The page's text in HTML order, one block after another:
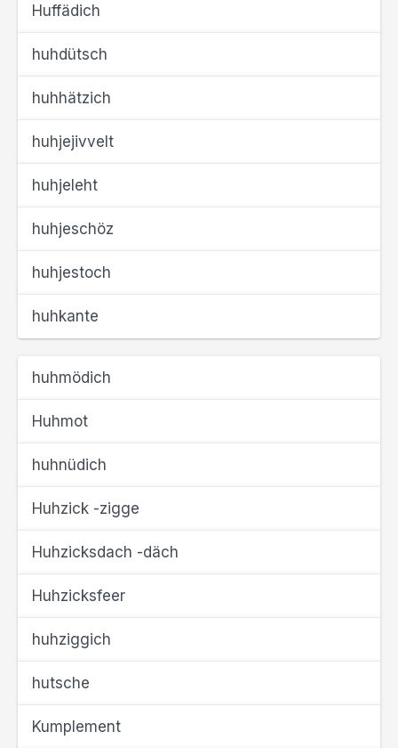
Huffädich
huhdütsch
huhhätzich
huhjejivvelt
huhjeleht
huhjeschöz
huhjestoch
huhkante
huhmödich
Huhmot
huhnüdich
Huhzick -zigge
Huhzicksdach -däch
Huhzicksfeer
huhziggich
hutsche
Kumplement